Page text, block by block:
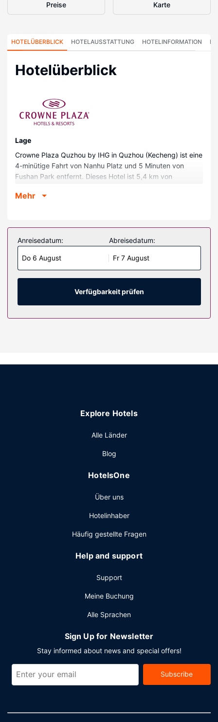
Preise Karte
HOTELÜBERBLICK HOTELAUSSTATTUNG HOTELINFORMATION
Hotelüberblick
Lage
Crowne Plaza Quzhou by IHG in Quzhou (Kecheng) ist eine
4-minütige Fahrt von Nanhu Platz und 5 Minuten von
Fushan Park entfernt. Dieses Hotel ist 5,4 km von
Quzhou Museum entfernt.
Buche eines der Zimmer mit Flachbildfernseher. Ein WLAN-
Internetzugang (kostenlos) steht zur Verfügung.
Wenn du während deines Aufenthalts Hunger bekommst,
warten die 3 Restaurants dieses Hotels auf einen Besuch.
Mehr
Anreisedatum:
Do 6 August
Abreisedatum:
Fr 7 August
Verfügbarkeit prüfen
Explore Hotels
Alle Länder
Blog
HotelsOne
Über uns
Hotelinhaber
Häufig gestellte Fragen
Help and support
Support
Meine Buchung
Alle Sprachen
Sign Up for Newsletter
Stay informed about news and special offers!
Subscribe